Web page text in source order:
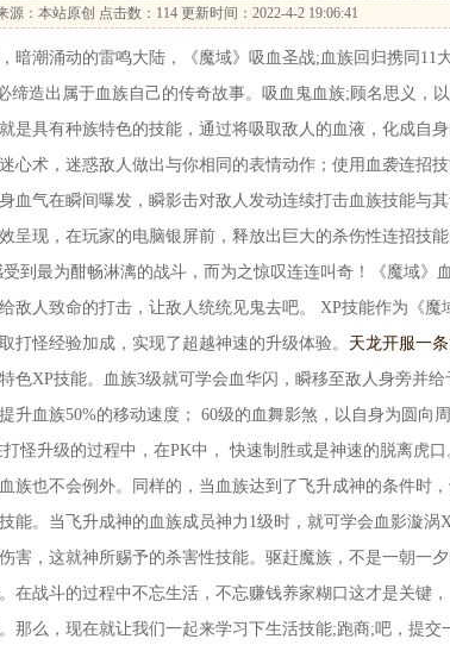
源：本站原创 点击数： 114 更新时间：2022-4-2 19:06:41
潮涌动的雷鸣大陆，《魔域》吸血圣战;血族回归携同11
缔造出属于血族自己的传奇故事。吸血鬼血族;顾名思义，
是具有种族特色的技能，通过将吸取敌人的血液，化成自
心术，迷惑敌人做出与你相同的表情动作；使用血袭连招
血气在瞬间曝发，瞬影击对敌人发动连续打击血族技能与
呈现，在玩家的电脑银屏前，释放出巨大的杀伤性连招技
到最为酣畅淋漓的战斗，而为之惊叹连连叫奇！《魔域》
敌人致命的打击，让敌人统统见鬼去吧。 XP技能作为《魔
打怪经验加成，实现了超越神速的升级体验。 天龙开服一
色XP技能。血族3级就可学会血华闪，瞬移至敌人身旁并
升血族50%的移动速度； 60级的血舞影煞，以自身为圆向
怪升级的过程中，在PK中， 快速制胜或是神速的脱离虎口
族也不会例外。同样的，当血族达到了飞升成神的条件时
能。当飞升成神的血族成员神力1级时，就可学会血影漩涡
害，这就神所赐予的杀害性技能。驱赶魔族，不是一朝一
在战斗的过程中不忘生活，不忘赚钱养家糊口这才是关键
那么，现在就让我们一起来学习下生活技能;跑商;吧，提交